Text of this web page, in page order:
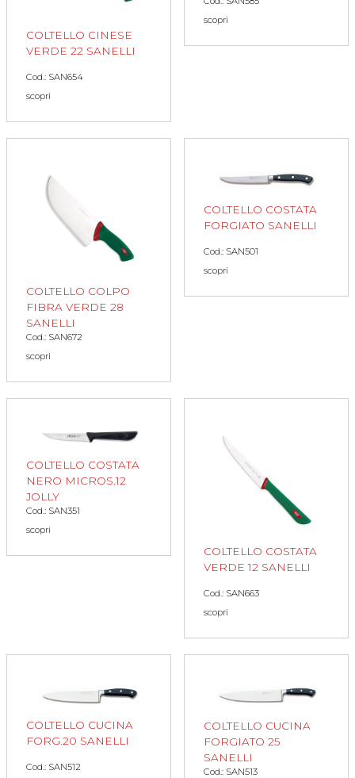
COLTELLO CINESE
VERDE 22 SANELLI
Cod.: SAN654
scopri
scopri
COLTELLO COLPO
FIBRA VERDE 28
SANELLI
Cod.: SAN672
scopri
COLTELLO COSTATA
FORGIATO SANELLI
Cod.: SAN501
scopri
COLTELLO COSTATA
NERO MICROS.12
JOLLY
Cod.: SAN351
scopri
COLTELLO COSTATA
VERDE 12 SANELLI
Cod.: SAN663
scopri
COLTELLO CUCINA
FORG.20 SANELLI
Cod.: SAN512
COLTELLO CUCINA
FORGIATO 25
SANELLI
Cod.: SAN513